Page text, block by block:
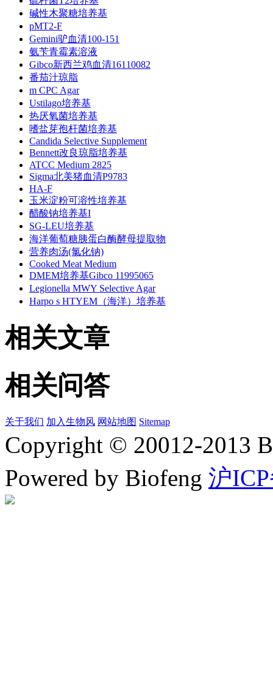
碱性木聚糖培养基
pMT2-F
Gemini驴血清100-151
氨苄青霉素溶液
Gibco新西兰鸡血清16110082
番茄汁琼脂
m CPC Agar
Ustilago培养基
热厌氧菌培养基
嗜盐芽孢杆菌培养基
Candida Selective Supplement
Bennett改良琼脂培养基
ATCC Medium 2825
Sigma北美猪血清P9783
HA-F
玉米淀粉可溶性培养基
醋酸钠培养基I
SG-LEU培养基
海洋葡萄糖胰蛋白酶酵母提取物
营养肉汤(氯化钠)
Cooked Meat Medium
DMEM培养基Gibco 11995065
Legionella MWY Selective Agar
Harpo s HTYEM（海洋）培养基
相关文章
相关问答
关于我们 加入生物风 网站地图 Sitemap
Copyright © 20012-2013
Powered by Biofeng 沪